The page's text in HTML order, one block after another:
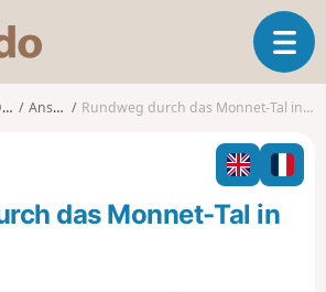
s
o
o
T
o
g
l
n
Ansacq Rundweg durch das Monnet-Tal in Ansacq
das Monnet-Tal in